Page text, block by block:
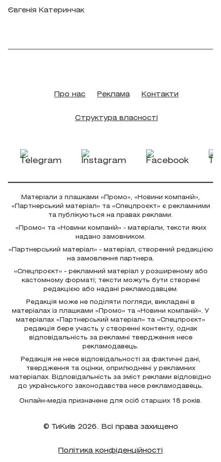
Євгенія Катеринчак
Про нас Реклама Контакти
Структура власності
Матеріали з плашками «Промо», «Новини компаній»,
«Партнерський матеріал» та «Спецпроєкт» є рекламними
та публікуються на правах реклами.
«Промо» та «Новини компаній» - матеріали, тексти яких
надано замовником.
«Партнерський матеріал» - матеріал, створений редакцією
на замовлення партнера.
«Спецпроєкт» - рекламний матеріал у розширеному або
кастомному форматі; тексти можуть бути створені
редакцією або надані рекламодавцем.
Редакція може не поділяти погляди, викладені в
матеріалах із плашками «Промо» та «Новини компаній». У
матеріалах «Партнерський матеріал» та «Спецпроєкт»
редакція бере участь у створенні контенту, однак
відповідальність за рекламні твердження несе
рекламодавець.
Редакція не несе відповідальності за фактичні дані,
твердження та оцінки, оприлюднені у рекламних
матеріалах. Відповідальність за зміст реклами відповідно
до українського законодавства несе рекламодавець.
Онлайн-медіа призначене для осіб старших 18 років.
© ТиКиїв 2026. Всі права захищено
Політика конфіденційності